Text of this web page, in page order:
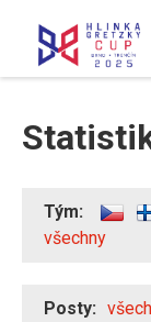
Tým:
všechny
Posty: